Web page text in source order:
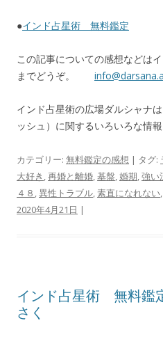
●インド占星術 無料鑑定
この記事についての感想などは
までどうぞ。
インド占星術の広場ダルシャナ
ッシュ）に関するいろいろな情
カテゴリー: 無料鑑定の感想 | タグ:
大好き ,再婚と離婚,基盤,婚期,強い
４８ ,異性トラブル,素直になれない,
2020年4月21日 |
インド占星術 無料
さく